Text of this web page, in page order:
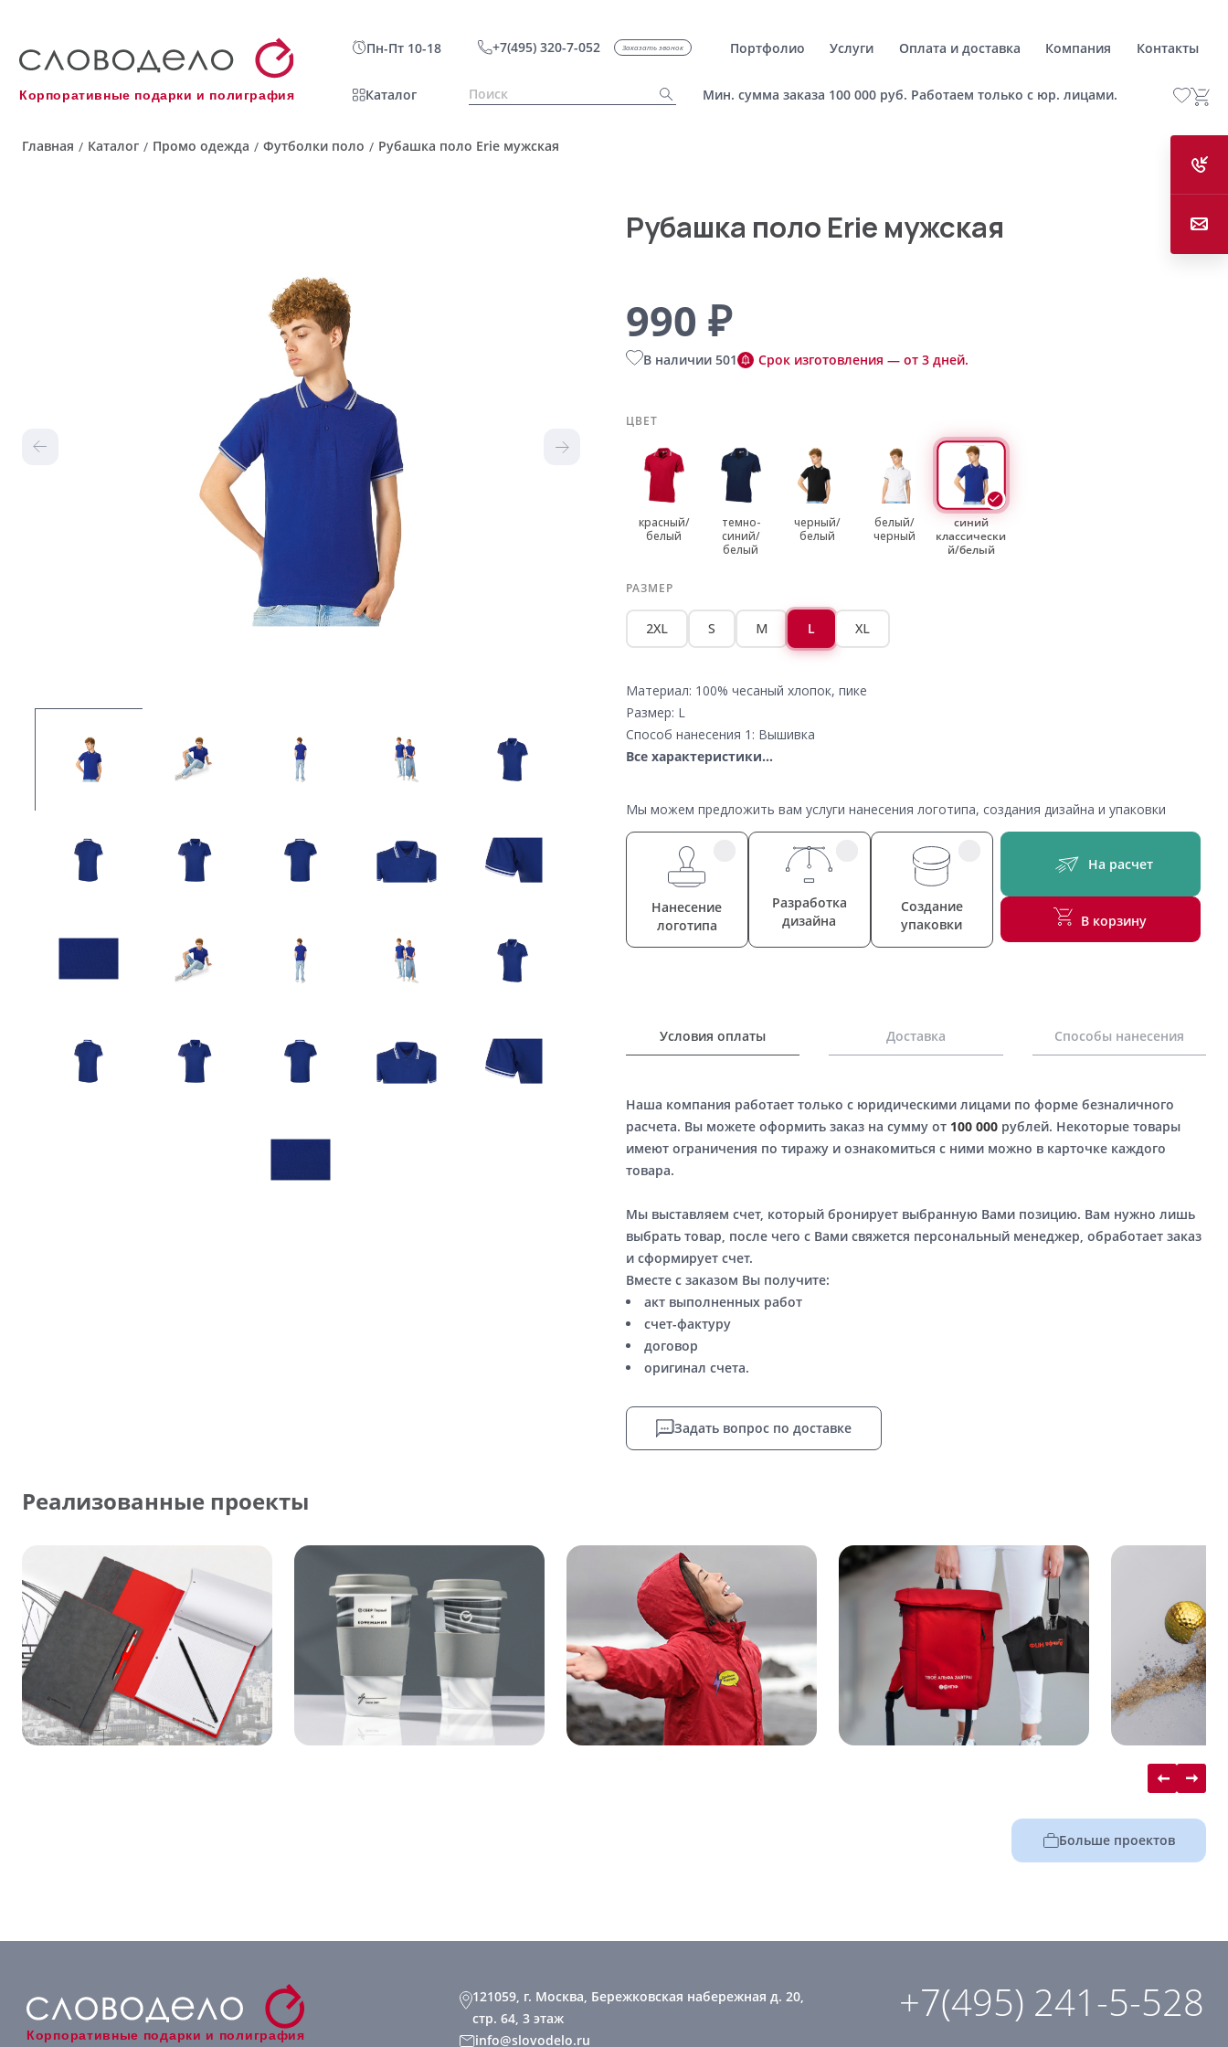
Корпоративные подарки и полиграфия
Пн-Пт 10-18 +7(495) 320-7-052 Заказать звонок Портфолио Услуги Оплата и доставка Компания Контакты
Каталог Мин. сумма заказа 100 000 руб. Работаем только с юр. лицами.
Главная / Каталог / Промо одежда / Футболки поло / Рубашка поло Erie мужская
Рубашка поло Erie мужская
990 ₽
В наличии 501 Срок изготовления — от 3 дней.
ЦВЕТ
красный/
белый
темно-
синий/
белый
черный/
белый
белый/
черный
синий
классически
й/белый
РАЗМЕР
2XL S M L XL
Материал: 100% чесаный хлопок, пике
Размер: L
Способ нанесения 1: Вышивка
Все характеристики...
Мы можем предложить вам услуги нанесения логотипа, создания дизайна и упаковки
Нанесение
логотипа
Разработка
дизайна
Создание
упаковки
На расчет
В корзину
Условия оплаты Доставка Способы нанесения
Наша компания работает только с юридическими лицами по форме безналичного
расчета. Вы можете оформить заказ на сумму от 100 000рублей. Некоторые товары
имеют ограничения по тиражу и ознакомиться с ними можно в карточке каждого
товара.
Мы выставляем счет, который бронирует выбранную Вами позицию. Вам нужно лишь
выбрать товар, после чего с Вами свяжется персональный менеджер, обработает заказ
и сформирует счет.
Вместе с заказом Вы получите:
акт выполненных работ
счет-фактуру
договор
оригинал счета.
Задать вопрос по доставке
Реализованные проекты
Больше проектов
Корпоративные подарки и полиграфия
121059, г. Москва, Бережковская набережная д. 20,
стр. 64, 3 этаж
info@slovodelo.ru
+7(495) 241-5-528